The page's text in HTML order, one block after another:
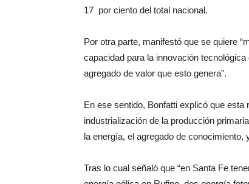
17 por ciento del total nacional.
Por otra parte, manifestó que se quiere
capacidad para la innovación
agregado de valor que esto genera”.
En ese sentido, Bonfatti explicó que
industrialización de la producción
la energía, el agregado de conocimiento,
Tras lo cual señaló que “en Santa Fe